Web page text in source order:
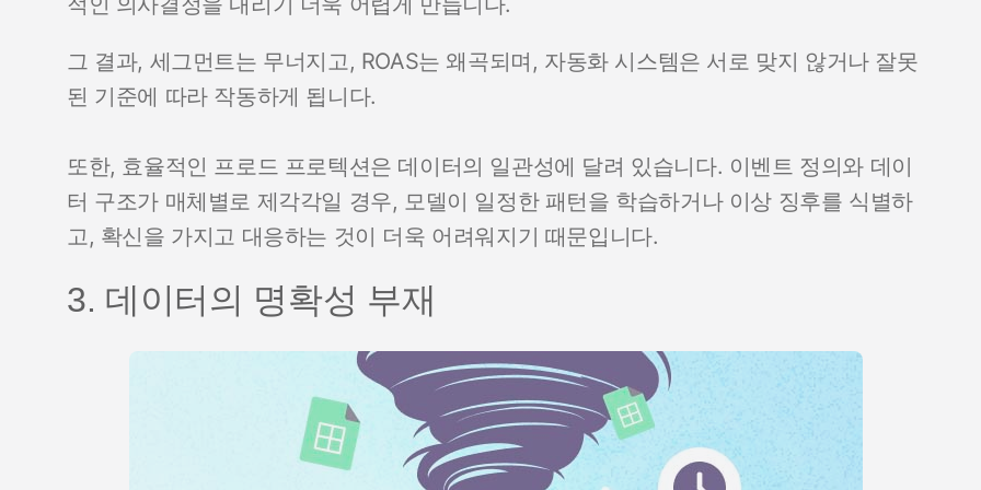
그 결과, 세그먼트는 무너지고, ROAS는 왜곡되며, 자동화 시스템은 서로 맞지 않거나 잘못
된 기준에 따라 작동하게 됩니다.
또한, 효율적인 프로드 프로텍션은 데이터의 일관성에 달려 있습니다. 이벤트 정의와 데이
터 구조가 매체별로 제각각일 경우, 모델이 일정한 패턴을 학습하거나 이상 징후를 식별하
고, 확신을 가지고 대응하는 것이 더욱 어려워지기 때문입니다.
3. 데이터의 명확성 부재